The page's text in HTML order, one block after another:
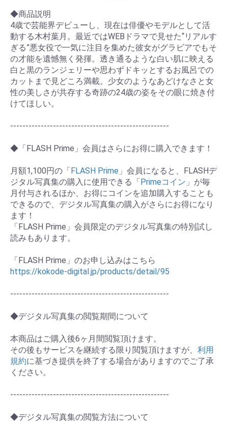
お買い物を続ける
◆商品説明
4歳で芸能界デビューし、現在は俳優やモデルとして活
動する木村葉月。最近ではWEBドラマで見せた“リアルす
ぎる”悪女役で一気に注目を集めた彼女がグラビアでもそ
の才能を遺憾無く発揮。透き通るような白い肌に映える
白と黒のランジェリーや思わずドキッとするお風呂での
カットまで見どころ満載。少女のようなあどけなさと女
性の美しさが共存する奇跡の24歳の姿をその眼に焼き付
けてほしい。
----------------------------------------------------
◆「FLASH Prime」会員はさらにお得に購入できます！
月額1,100円の「FLASH Prime 」会員になると、FLASHデ
ジタル写真集の購入に使用できる「Primeコイン 」が毎
月付与されるほか、お得にコインを追加購入することも
できるので、デジタル写真集の購入がさらにお得になり
ます！
「FLASH Prime」会員限定のデジタル写真集の特別試し
読みもあります。
「FLASH Prime」のお申し込みはこちら
https://kokode-digital.jp/products/detail/95
----------------------------------------------------
◆デジタル写真集の閲覧期間について
本商品はご購入後6ヶ月間閲覧頂けます。
その後もサービスを継続する限り閲覧頂けますが、 利用
規約に基づき提供を終了する場合がありますのでご了承
ください。
----------------------------------------------------
◆デジタル写真集の閲覧方法について